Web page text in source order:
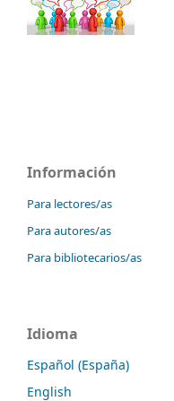
Información
Para lectores/as
Para autores/as
Para bibliotecarios/as
Idioma
Español (España)
English